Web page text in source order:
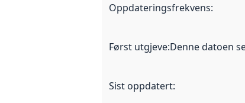
Oppdateringsfrekvens:
Først utgjeve:Denne datoen
Sist oppdatert: